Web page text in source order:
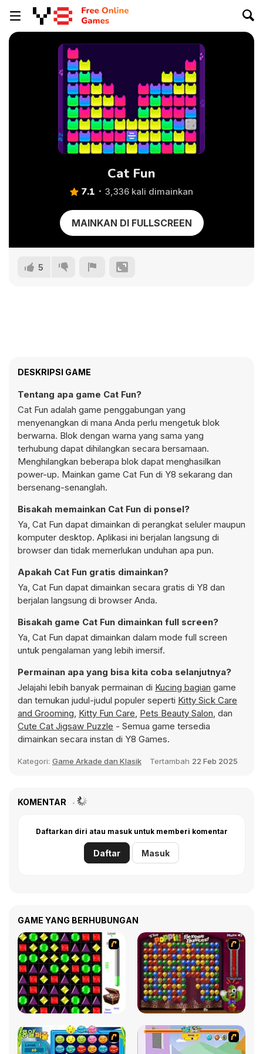
Cat Fun
7.1 3,336 kali dimainkan
MAINKAN DI FULLSCREEN
5
DESKRIPSI GAME
Tentang apa game Cat Fun?
Cat Fun adalah game penggabungan yang
menyenangkan di mana Anda perlu mengetuk blok
berwarna. Blok dengan warna yang sama yang
terhubung dapat dihilangkan secara bersamaan.
Menghilangkan beberapa blok dapat menghasilkan
power-up. Mainkan game Cat Fun di Y8 sekarang dan
bersenang-senanglah.
Bisakah memainkan Cat Fun di ponsel?
Ya, Cat Fun dapat dimainkan di perangkat seluler maupun
komputer desktop. Aplikasi ini berjalan langsung di
browser dan tidak memerlukan unduhan apa pun.
Apakah Cat Fun gratis dimainkan?
Ya, Cat Fun dapat dimainkan secara gratis di Y8 dan
berjalan langsung di browser Anda.
Bisakah game Cat Fun dimainkan full screen?
Ya, Cat Fun dapat dimainkan dalam mode full screen
untuk pengalaman yang lebih imersif.
Permainan apa yang bisa kita coba selanjutnya?
Jelajahi lebih banyak permainan di Kucing bagian game
dan temukan judul-judul populer seperti Kitty Sick Care
and Grooming, Kitty Fun Care, Pets Beauty Salon, dan
Cute Cat Jigsaw Puzzle - Semua game tersedia
dimainkan secara instan di Y8 Games.
Kategori: Game Arkade dan Klasik Tertambah 22 Feb 2025
KOMENTAR
Daftarkan diri atau masuk untuk memberi komentar
Daftar Masuk
GAME YANG BERHUBUNGAN